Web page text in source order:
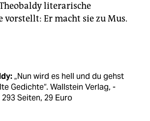
literarische
vorstellt: Er macht sie zu Mus.
„Nun wird es hell und du gehst
Gedichte“. Wallstein Verlag,
Seiten, 29 Euro